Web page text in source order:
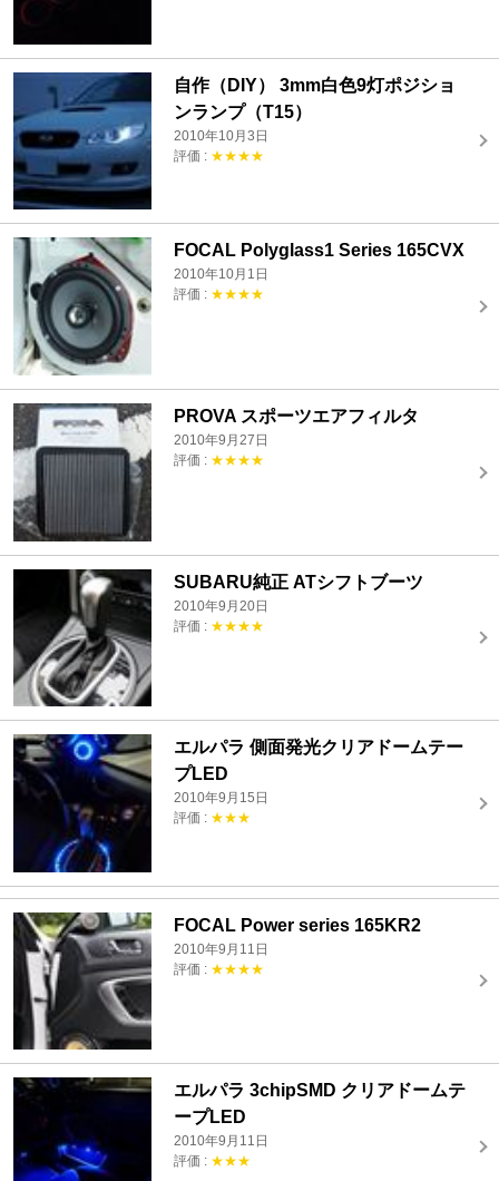
自作（DIY） 3mm白色9灯ポジショ
ンランプ（T15）
2010年10月3日
評価 : ★★★★
FOCAL Polyglass1 Series 165CVX
2010年10月1日
評価 : ★★★★
PROVA スポーツエアフィルタ
2010年9月27日
評価 : ★★★★
SUBARU純正 ATシフトブーツ
2010年9月20日
評価 : ★★★★
エルパラ 側面発光クリアドームテー
プLED
2010年9月15日
評価 : ★★★
FOCAL Power series 165KR2
2010年9月11日
評価 : ★★★★
エルパラ 3chipSMD クリアドームテ
ープLED
2010年9月11日
評価 : ★★★